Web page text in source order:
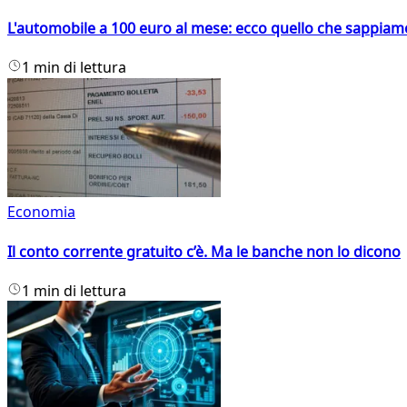
L'automobile a 100 euro al mese: ecco quello che
1 min di lettura
Economia
Il conto corrente gratuito c’è. Ma le banche non lo dicono
1 min di lettura